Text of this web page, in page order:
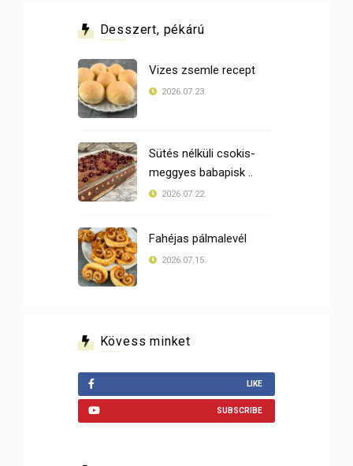
Desszert, pékárú
Vizes zsemle recept
2026.07.23.
Sütés nélküli csokis-
meggyes babapisk ..
2026.07.22.
Fahéjas pálmalevél
2026.07.15.
Kövess minket
LIKE
SUBSCRIBE